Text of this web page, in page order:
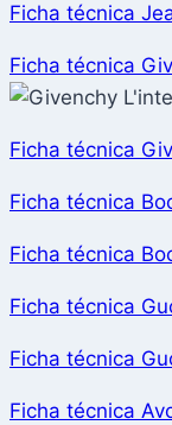
Ficha técnica
Ficha técnica
Ficha técnica
Ficha técnica
Ficha técnica
Ficha técnica
Ficha técnica
Ficha técnica